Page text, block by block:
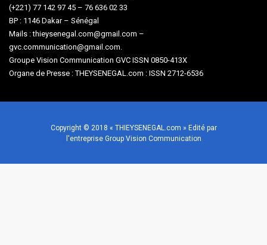
(+221) 77 142 97 45 – 76 636 02 33
BP : 1146 Dakar – Sénégal
Mails : thieysenegal.com@gmail.com –
gvc.communication@gmail.com.
Groupe Vision Communication GVC ISSN 0850-413X
Organe de Presse : THEYSENEGAL.com : ISSN 2712-6536
Copyright © 2018 « THIEYSENEGAL.com » Edité par
l'entreprise Group Vision Communication